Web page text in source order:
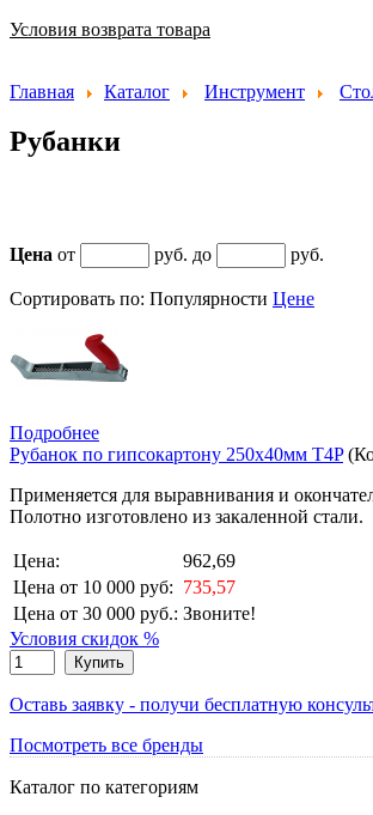
Условия возврата товара
Главная Каталог Инструмент
Рубанки
Цена от руб. до руб.
Сортировать по: Популярности Цене
Подробнее
Рубанок по гипсокартону 250х40мм T4P
Применяется для выравнивания и
Полотно изготовлено из закаленной стали.
Цена:
962,69
Цена от 10 000 руб: 735,57
Цена от 30 000 руб.: Звоните!
Условия скидок %
Купить
Оставь заявку - получи бесплатную
Посмотреть все бренды
Каталог по категориям